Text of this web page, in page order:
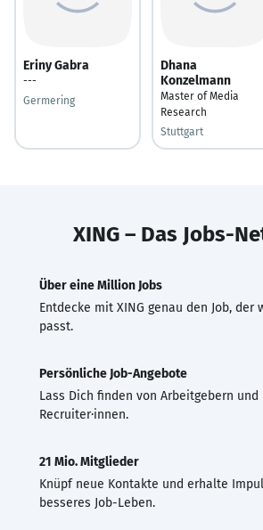
Eriny Gabra
---
Germering
Dhana
Konzelmann
Master of Media
Research
Stuttgart
XING – Das Jobs-
Über eine Million Jobs
Entdecke mit XING genau den Job, der
passt.
Persönliche Job-Angebote
Lass Dich finden von Arbeitgebern und
Recruiter·innen.
21 Mio. Mitglieder
Knüpf neue Kontakte und erhalte
besseres Job-Leben.